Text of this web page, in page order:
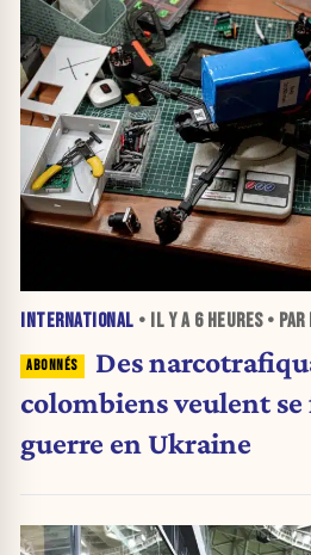
INTERNATIONAL • IL Y A 6 HEURES• PAR
Des
colombiens veulent
guerre en Ukraine